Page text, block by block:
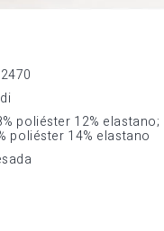
poliéster 12% elastano;
poliéster 14% elastano